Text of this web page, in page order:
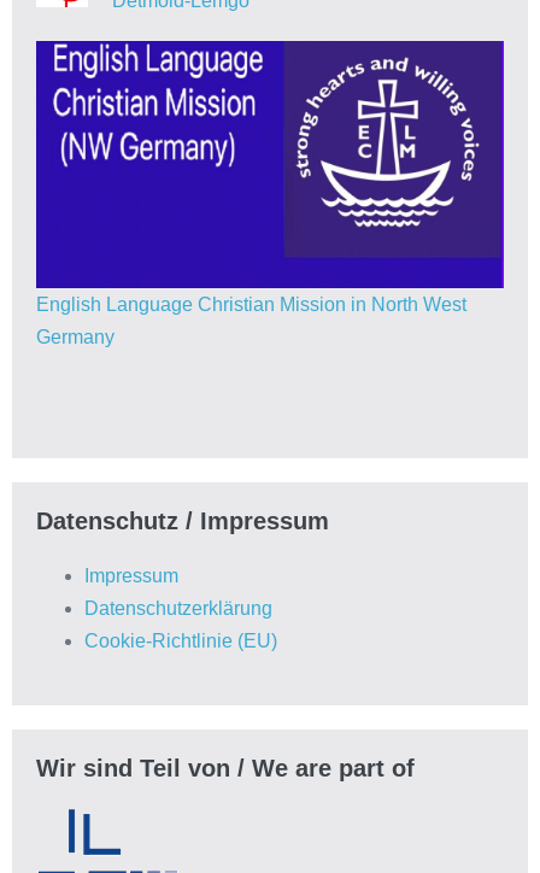
English Language Christian Mission in North West
Germany
Datenschutz / Impressum
Impressum
Datenschutzerklärung
Cookie-Richtlinie (EU)
Wir sind Teil von / We are part of